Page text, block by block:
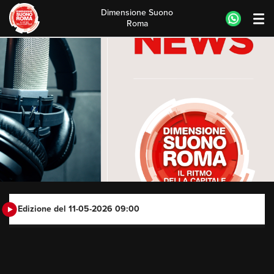
Skip
to
content
Dimensione Suono
Roma
Edizione del 11-05-2026 09:00